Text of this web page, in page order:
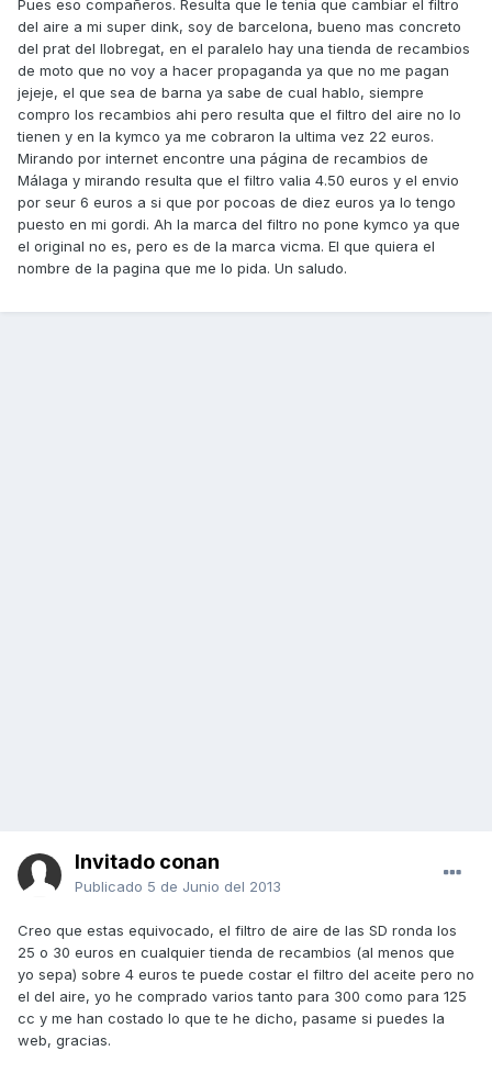
Pues eso compañeros. Resulta que le tenia que cambiar el filtro
del aire a mi super dink, soy de barcelona, bueno mas concreto
del prat del llobregat, en el paralelo hay una tienda de recambios
de moto que no voy a hacer propaganda ya que no me pagan
jejeje, el que sea de barna ya sabe de cual hablo, siempre
compro los recambios ahi pero resulta que el filtro del aire no lo
tienen y en la kymco ya me cobraron la ultima vez 22 euros.
Mirando por internet encontre una página de recambios de
Málaga y mirando resulta que el filtro valia 4.50 euros y el envio
por seur 6 euros a si que por pocoas de diez euros ya lo tengo
puesto en mi gordi. Ah la marca del filtro no pone kymco ya que
el original no es, pero es de la marca vicma. El que quiera el
nombre de la pagina que me lo pida. Un saludo.
Invitado conan
Publicado 5 de Junio del 2013
Creo que estas equivocado, el filtro de aire de las SD ronda los
25 o 30 euros en cualquier tienda de recambios (al menos que
yo sepa) sobre 4 euros te puede costar el filtro del aceite pero no
el del aire, yo he comprado varios tanto para 300 como para 125
cc y me han costado lo que te he dicho, pasame si puedes la
web, gracias.